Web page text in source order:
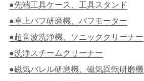
●先端工具ケース、工具スタンド
●卓上バフ研磨機、バフモーター
●超音波洗浄機、ソニッククリーナー
●洗浄スチームクリーナー
●磁気バレル研磨機、磁気回転研磨機